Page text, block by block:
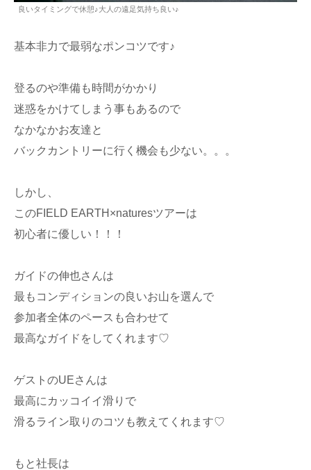
良いタイミングで休憩♪大人の遠足気持ち良い♪
基本非力で最弱なポンコツです♪
登るのや準備も時間がかかり
迷惑をかけてしまう事もあるので
なかなかお友達と
バックカントリーに行く機会も少ない。。。
しかし、
このFIELD EARTH×naturesツアーは
初心者に優しい！！！
ガイドの伸也さんは
最もコンディションの良いお山を選んで
参加者全体のペースも合わせて
最高なガイドをしてくれます♡
ゲストのUEさんは
最高にカッコイイ滑りで
滑るライン取りのコツも教えてくれます♡
もと社長は